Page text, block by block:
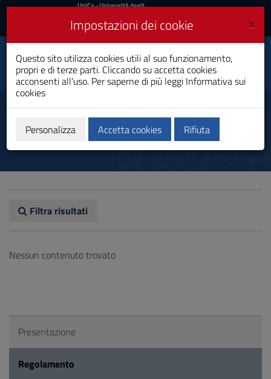
Vai
al
navigazione
sito
Footer
UniCa
Accedi
UniCa- Università degli
Accedi UniCA News
Toggle
navigation
Facoltà di Scienze
Economiche, Giuridiche
e Politiche
Regolamento
Filtra risultati
Nessun contenuto trovato
Presentazione
Regolamento
×
Impostazioni dei cookie
Questo sito utilizza cookies utili al suo funzionamento,
propri e di terze parti. Cliccando su accetta cookies
acconsenti all'uso. Per saperne di più leggi Informativa sui
cookies
Personalizza Accetta cookies Rifiuta